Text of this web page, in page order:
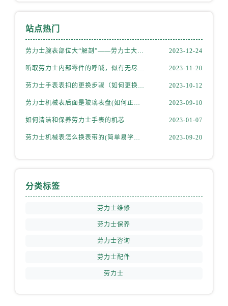
站点热门
劳力士腕表部位大“解剖”——劳力士大讲堂开课啦！ 2023-12-24
听取劳力士内部零件的呼喊，似有无尽的故事等待我们去探索 2023-11-20
劳力士手表表扣的更换步骤（如何更换手表的表扣） 2023-10-12
劳力士机械表后面是玻璃表盘(如何正确清洁和保养) 2023-09-10
如何清洁和保养劳力士手表的机芯 2023-01-07
劳力士机械表怎么换表带的(简单易学的步骤) 2023-09-20
分类标签
劳力士维修
劳力士保养
劳力士咨询
劳力士配件
劳力士